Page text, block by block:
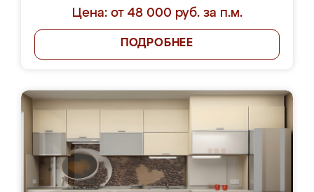
Цена: от 48 000 руб. за п.м.
ПОДРОБНЕЕ